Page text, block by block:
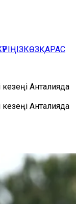
КӨЗҚАРАС
Анталияда
Анталияда